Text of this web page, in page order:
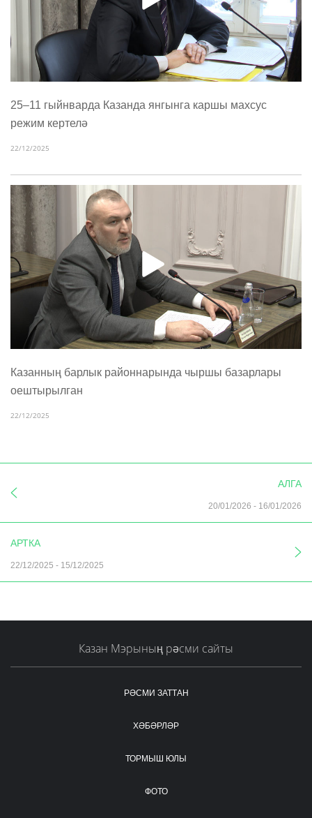
25–11 гыйнварда Казанда янгынга каршы махсус
режим кертелә
22/12/2025
Казанның барлык районнарында чыршы базарлары
оештырылган
22/12/2025
АЛГА
20/01/2026 - 16/01/2026
АРТКА
22/12/2025 - 15/12/2025
Казан Мэрының рәсми сайты
РӘСМИ ЗАТТАН
ХӘБӘРЛӘР
ТОРМЫШ ЮЛЫ
ФОТО